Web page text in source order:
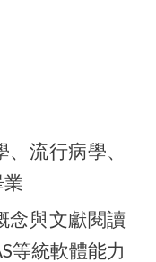
流行病學、
念與文獻閱讀
等統軟體能力